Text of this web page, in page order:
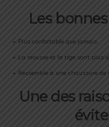
Les
+ Plus confortable que jamais.
+ La mousse et la tige sont plus
+ Ressemble à une chaussure de
Une des